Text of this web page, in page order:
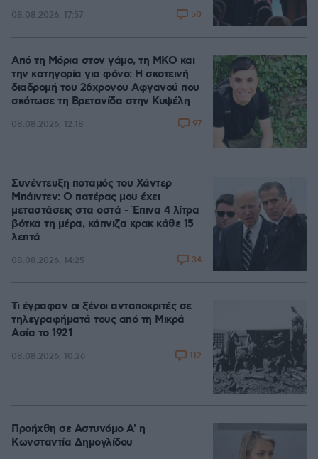
08.08.2026, 17:57 50
Από τη Μόρια στον γάμο, τη ΜΚΟ και
την κατηγορία για φόνο: Η σκοτεινή
διαδρομή του 26χρονου Αφγανού που
σκότωσε τη Βρετανίδα στην Κυψέλη
08.08.2026, 12:18 97
Συνέντευξη ποταμός του Χάντερ
Μπάιντεν: Ο πατέρας μου έχει
μεταστάσεις στα οστά - Έπινα 4 λίτρα
βότκα τη μέρα, κάπνιζα κρακ κάθε 15
λεπτά
08.08.2026, 14:25 34
Τι έγραφαν οι ξένοι ανταποκριτές σε
τηλεγραφήματά τους από τη Μικρά
Ασία το 1921
08.08.2026, 10:26 112
Προήχθη σε Αστυνόμο Α' η
Κωνσταντία Δημογλίδου